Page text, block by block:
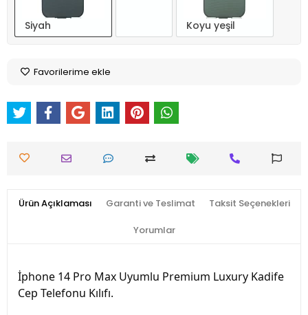
Siyah Koyu yeşil
Favorilerime ekle
Ürün Açıklaması Garanti ve Teslimat Taksit Seçenekleri
Yorumlar
İphone 14 Pro Max Uyumlu Premium Luxury Kadife
Cep Telefonu Kılıfı.